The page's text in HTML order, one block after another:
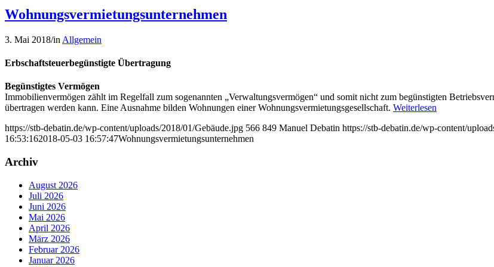
Wohnungsvermietungsunternehmen
3. Mai 2018/in Allgemein
Erbschaftsteuerbegünstigte Übertragung
Begünstigtes Vermögen
Immobilienvermögen zählt im Regelfall zum sogenannten „Verwaltungsvermögen“ und somit nicht zum begünstigten
übertragen werden kann. Eine Ausnahme bilden Wohnungen einer Wohnungsvermietungsgesellschaft. Weiterlesen
https://stb-debatin.de/wp-content/uploads/2018/01/Gebäude.jpg 566 849 Manuel Debatin https://stb-debatin.de/wp-content/
16:53:162018-05-03 16:57:47Wohnungsvermietungsunternehmen
Archiv
August 2026
Juli 2026
Juni 2026
Mai 2026
April 2026
März 2026
Februar 2026
Januar 2026